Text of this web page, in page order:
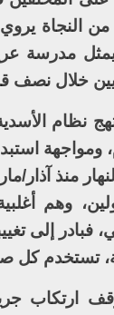
النجاة
يمثل مدرسة
خلال نصف
نظام
ومواجهة
وهم
فبادر إلى
تستخدم كل
ارتكاب